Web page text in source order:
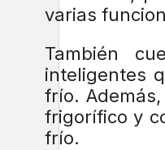
varias
También
inteligentes
frío.
frigorífico y
frío.